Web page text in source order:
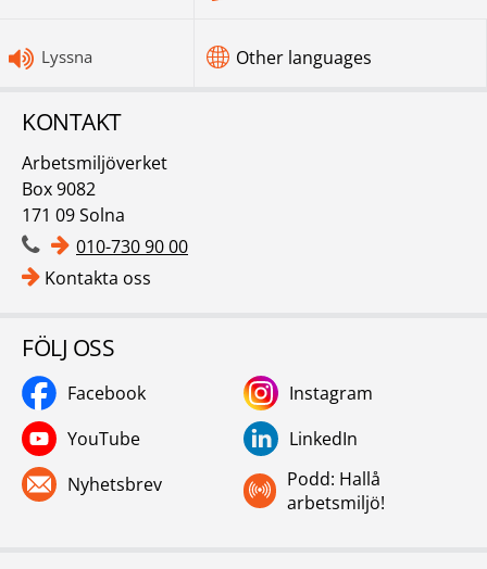
Lyssna Other languages
KONTAKT
Arbetsmiljöverket
Box 9082
171 09 Solna
010-730 90 00
Kontakta oss
FÖLJ OSS
Facebook
Instagram
YouTube
LinkedIn
Nyhetsbrev
Podd: Hallå
arbetsmiljö!